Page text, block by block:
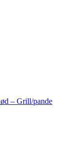
– Grill/pande